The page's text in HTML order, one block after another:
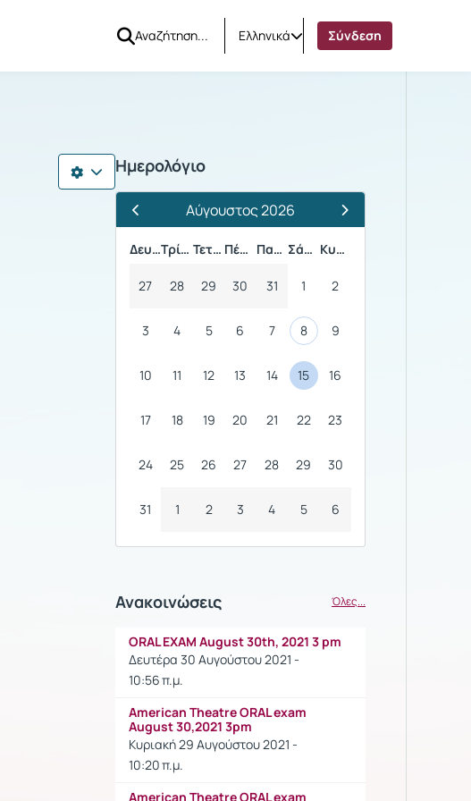
Ελληνικά Σύνδεση
Ημερολόγιο
Προηγούμενος Μήνας
Αύγουστος 2026
Επόμενος Μήνας
Δευτέρα
Τρίτη Τετάρτη Πέμπτη Παρασκευή Σάββατο Κυριακή
27 28 29 30 31 1 2
3 4 5 6 7 8 9
10 11 12 13 14 15 16
17 18 19 20 21 22 23
24 25 26 27 28 29 30
31 1 2 3 4 5 6
Ανακοινώσεις Όλες...
ORAL EXAM August 30th, 2021 3 pm
Δευτέρα 30 Αυγούστου 2021 -
10:56 π.μ.
American Theatre ORAL exam
August 30,2021 3pm
Κυριακή 29 Αυγούστου 2021 -
10:20 π.μ.
American Theatre ORAL exam